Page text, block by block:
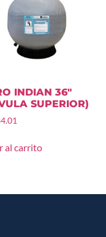
INDIAN 36″
SUPERIOR)
al carrito